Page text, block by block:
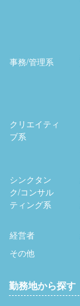
事務/管理系
クリエイティ
ブ系
シンクタン
ク/コンサル
ティング系
経営者
その他
勤務地から探す